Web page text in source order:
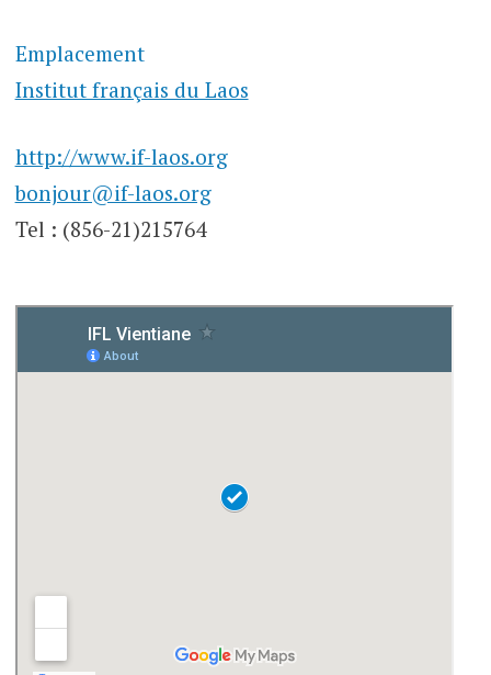
Emplacement
Institut français du Laos
http://www.if-laos.org
bonjour@if-laos.org
Tel : (856-21)215764